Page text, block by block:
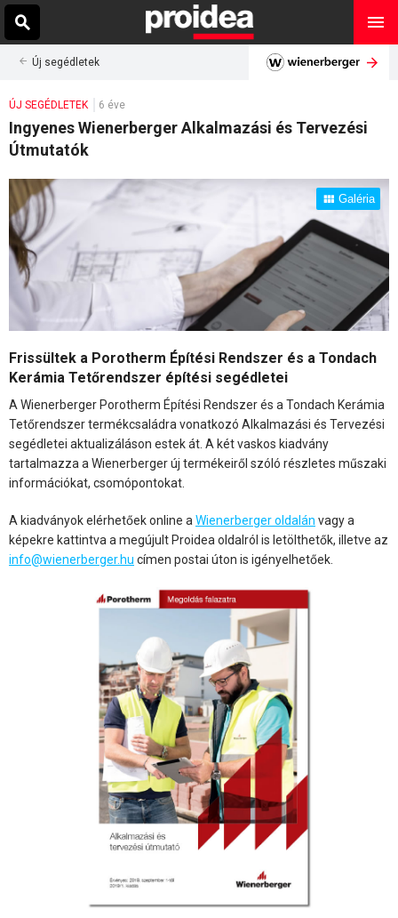
Új segédletek
ÚJ SEGÉDLETEK 6 éve
Ingyenes Wienerberger Alkalmazási és Tervezési
Útmutatók
Galéria
Frissültek a Porotherm Építési Rendszer és a Tondach
Kerámia Tetőrendszer építési segédletei
A Wienerberger Porotherm Építési Rendszer és a Tondach Kerámia
Tetőrendszer termékcsaládra vonatkozó Alkalmazási és Tervezési
segédletei aktualizáláson estek át. A két vaskos kiadvány
tartalmazza a Wienerberger új termékeiről szóló részletes műszaki
információkat, csomópontokat.
A kiadványok elérhetőek online a Wienerberger oldalán vagy a
képekre kattintva a megújult Proidea oldalról is letölthetők, illetve az
info@wienerberger.hu címen postai úton is igényelhetőek.